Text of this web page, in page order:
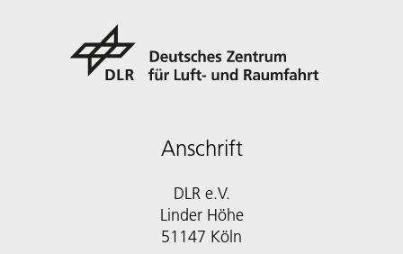
Anschrift
DLR e.V.
Linder Höhe
51147 Köln